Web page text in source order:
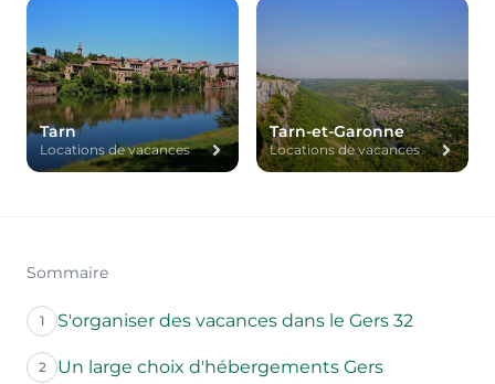
Tarn
Locations de vacances
Tarn-et-Garonne
Locations de vacances
Sommaire
1 S'organiser des vacances dans le Gers 32
2 Un large choix d'hébergements Gers